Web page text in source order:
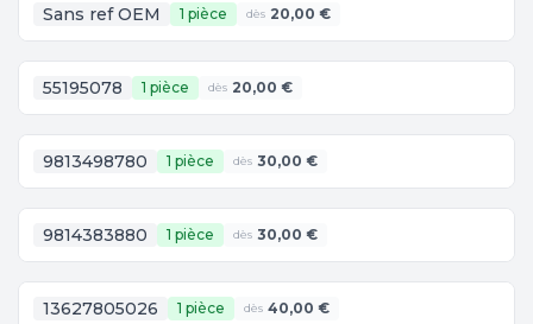
Sans ref OEM 1 pièce dès 20,00 €
55195078 1 pièce dès 20,00 €
9813498780 1 pièce dès 30,00 €
9814383880 1 pièce dès 30,00 €
13627805026 1 pièce dès 40,00 €